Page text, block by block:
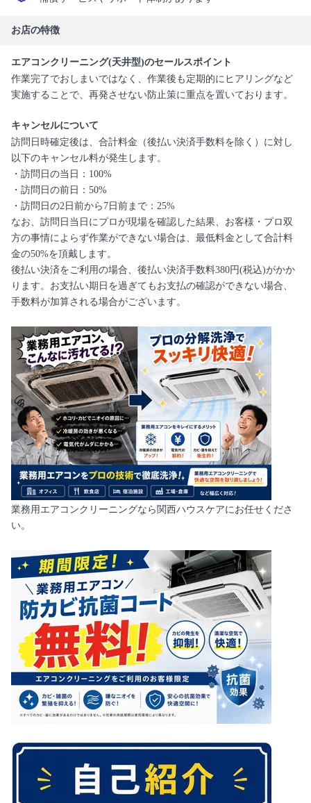
お店の特徴
エアコンクリーニング(天井型)のセールスポイント
作業完了でおしまいではなく、作業後も定期的にヒアリングなど
実施することで、再発させない防止策に重点を置いております。
キャンセルについて
訪問日時確定後は、合計料金（後払い決済手数料を除く）に対し
以下のキャンセル料が発生します。
・訪問日の当日：100%
・訪問日の前日：50%
・訪問日の2日前から7日前まで：25%
なお、訪問日当日にプロが現場を確認した結果、お客様・プロ双
方の事情によらず作業ができない場合は、最低料金として合計料
金の50%を頂戴します。
後払い決済をご利用の場合、後払い決済手数料380円(税込)がかか
ります。お支払い期日を過ぎてもお支払の確認ができない場合、
手数料が加算される場合がございます。
業務用エアコンクリーニングなら関西ハウスケアにお任せくださ
い。